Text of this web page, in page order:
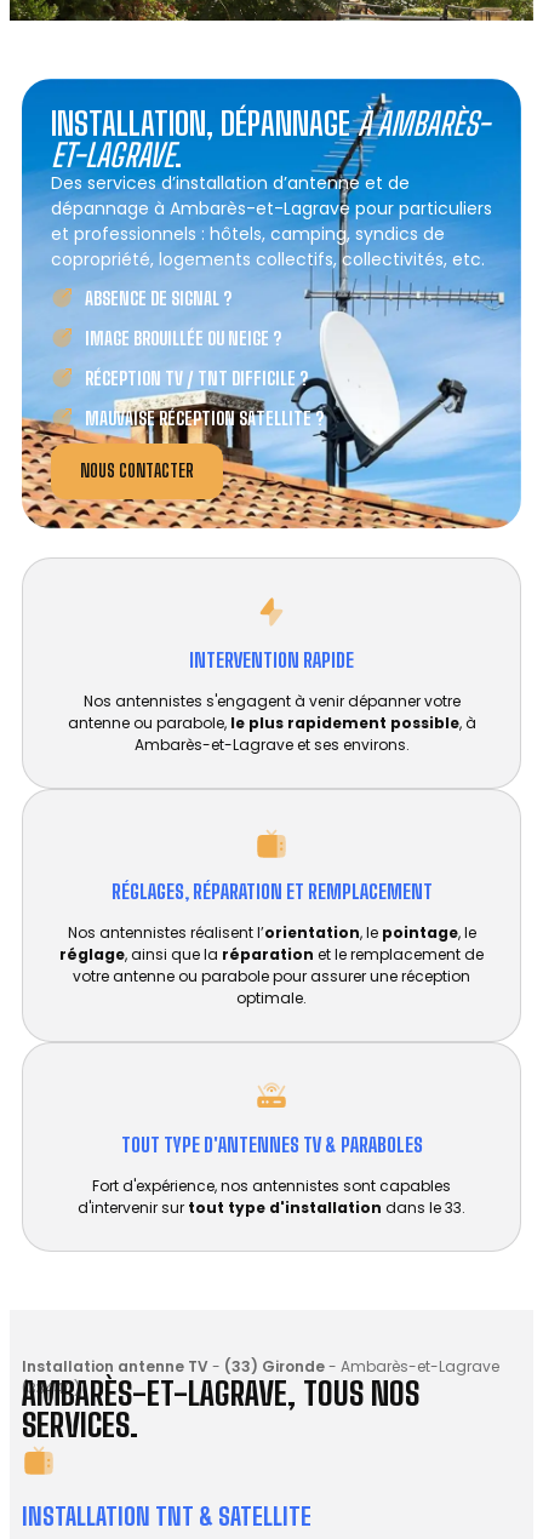
INSTALLATION, DÉPANNAGEÀ AMBARÈS-
ET-LAGRAVE.
Des services d’installation d’antenne et de
dépannage à Ambarès-et-Lagrave pour particuliers
et professionnels : hôtels, camping, syndics de
copropriété, logements collectifs, collectivités, etc.
ABSENCE DE SIGNAL ?
IMAGE BROUILLÉE OU NEIGE ?
RÉCEPTION TV / TNT DIFFICILE ?
MAUVAISE RÉCEPTION SATELLITE ?
NOUS CONTACTER
INTERVENTION RAPIDE
Nos antennistes s'engagent à venir dépanner votre
antenne ou parabole, le plus rapidement possible, à
Ambarès-et-Lagrave et ses environs.
RÉGLAGES, RÉPARATION ET REMPLACEMENT​
Nos antennistes réalisent l’orientation, le pointage, le
réglage, ainsi que la réparation et le remplacement de
votre antenne ou parabole pour assurer une réception
optimale.
TOUT TYPE D'ANTENNES TV & PARABOLES
Fort d'expérience, nos antennistes sont capables
d'intervenir sur tout type d'installation dans le 33.
Installation antenne TV- (33) Gironde- Ambarès-et-Lagrave
(33440)
AMBARÈS-ET-LAGRAVE, TOUS NOS
SERVICES.
INSTALLATION TNT & SATELLITE